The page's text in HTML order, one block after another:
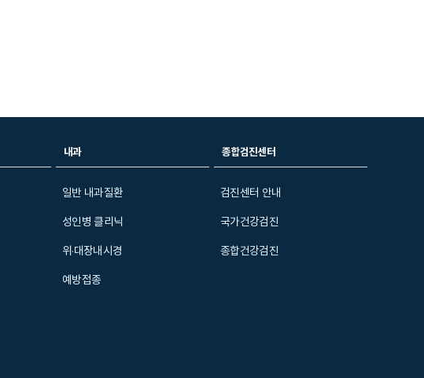
내과
일반 내과질환
성인병 클리닉
위·대장내시경
예방접종
종합검진센터
검진센터 안내
국가건강검진
종합건강검진